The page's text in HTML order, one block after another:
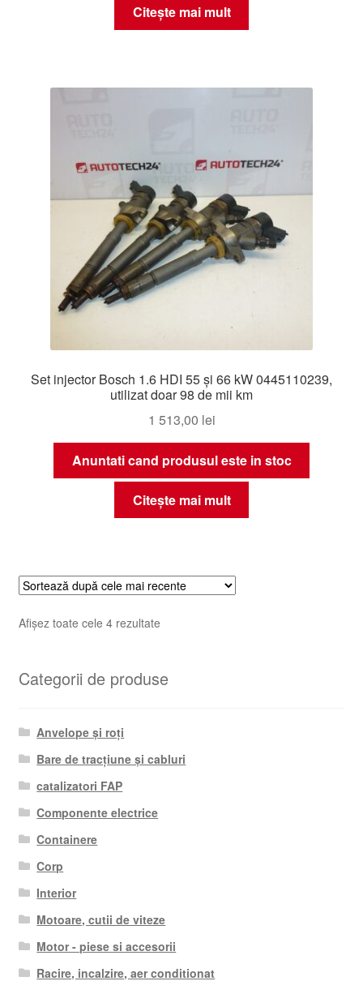
Citește mai mult
Set injector Bosch 1.6 HDI 55 și 66 kW 0445110239,
utilizat doar 98 de mii km
1 513,00 lei
Anuntati cand produsul este in stoc
Citește mai mult
Afișez toate cele 4 rezultateSortat
mai
Categorii de produse
Anvelope și roți
Bare de tracțiune și cabluri
catalizatori FAP
Componente electrice
Containere
Corp
Interior
Motoare, cutii de viteze
Motor - piese si accesorii
Racire, incalzire, aer conditionat